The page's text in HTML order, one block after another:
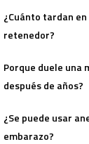
¿Cuánto tardan
retenedor?
Porque duele una
después de años?
¿Se puede usar
embarazo?